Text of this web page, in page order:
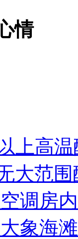
脚踢
情
上高
大范
调房
象海